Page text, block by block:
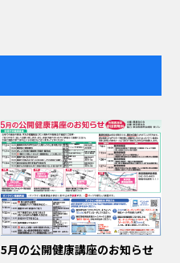
5月の公開健康講座のお知らせ